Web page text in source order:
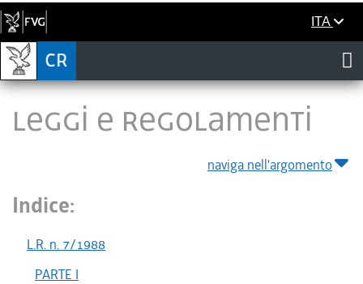
ITA
LEGGI E REGOLAMENTI
naviga nell'argomento
Indice:
L.R. n. 7/1988
PARTE I